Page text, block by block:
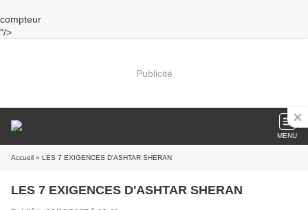
compteur
"/>
Publicité
MENU
Accueil » LES 7 EXIGENCES D'ASHTAR SHERAN
LES 7 EXIGENCES D'ASHTAR SHERAN